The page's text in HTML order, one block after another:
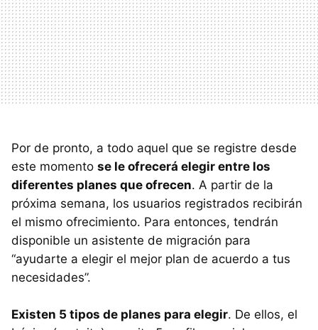
Por de pronto, a todo aquel que se registre desde
este momento se le ofrecerá elegir entre los
diferentes planes que ofrecen. A partir de la
próxima semana, los usuarios registrados recibirán
el mismo ofrecimiento. Para entonces, tendrán
disponible un asistente de migración para
“ayudarte a elegir el mejor plan de acuerdo a tus
necesidades”.
Existen 5 tipos de planes para elegir. De ellos, el